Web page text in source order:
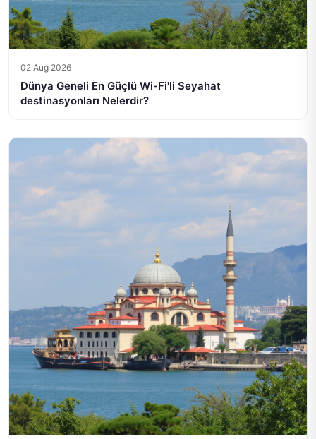
02 Aug 2026
Dünya Geneli En Güçlü Wi-Fi'li Seyahat
destinasyonları Nelerdir?